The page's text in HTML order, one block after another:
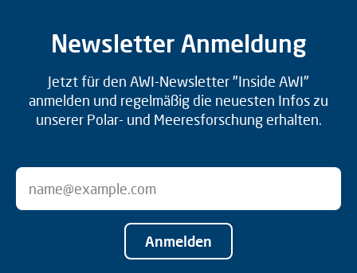
Newsletter Anmeldung
Jetzt für den AWI-Newsletter "Inside AWI"
anmelden und regelmäßig die neuesten Infos zu
unserer Polar- und Meeresforschung erhalten.
Anmelden